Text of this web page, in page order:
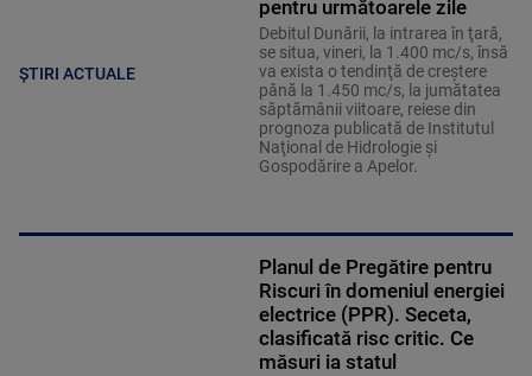
ȘTIRI ACTUALE
pentru următoarele zile
Debitul Dunării, la intrarea în ţară,
se situa, vineri, la 1.400 mc/s, însă
va exista o tendinţă de creştere
până la 1.450 mc/s, la jumătatea
săptămânii viitoare, reiese din
prognoza publicată de Institutul
Naţional de Hidrologie şi
Gospodărire a Apelor.
Planul de Pregătire pentru
Riscuri în domeniul energiei
electrice (PPR). Seceta,
clasificată risc critic. Ce
măsuri ia statul